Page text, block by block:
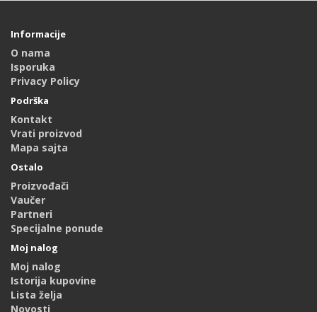
Informacije
O nama
Isporuka
Privacy Policy
Podrška
Kontakt
Vrati proizvod
Mapa sajta
Ostalo
Proizvođači
Vaučer
Partneri
Specijalne ponude
Moj nalog
Moj nalog
Istorija kupovine
Lista želja
Novosti